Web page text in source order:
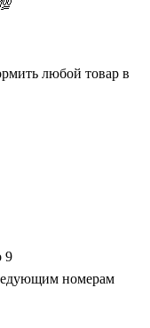
любой товар в
9
номерам